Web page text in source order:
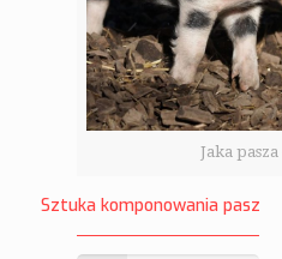
Jaka
Sztuka komponowania pasz